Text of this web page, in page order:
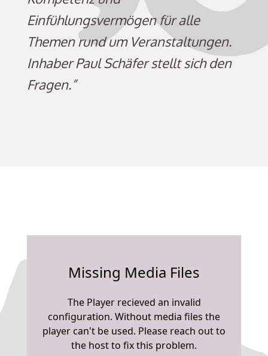
Einfühlungsvermögen für alle
Themen rund um Veranstaltungen.
Inhaber Paul Schäfer stellt sich den
Fragen.”